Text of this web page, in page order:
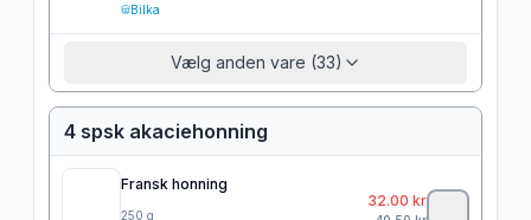
Bilka
Vælg anden vare (33)
4 spsk akaciehonning
Fransk honning
250 g
32.00 kr